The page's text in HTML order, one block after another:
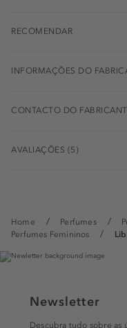
Home Perfumes
Perfumes Femininos
RECOMENDAR
INFORMAÇÕES DO
CONTACTO DO
AVALIAÇÕES (5)
Newsletter
Descubra tudo sobre as